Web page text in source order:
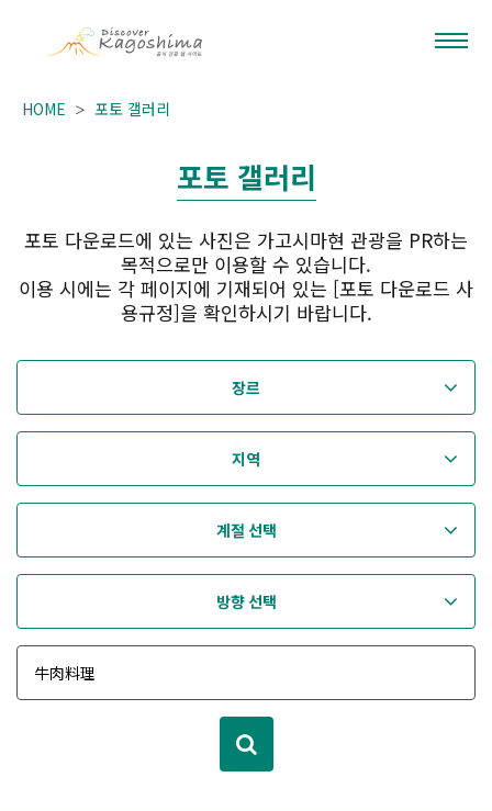
HOME 포토 갤러리
포토 갤러리
포토 다운로드에 있는 사진은 가고시마현 관광을 PR하는
목적으로만 이용할 수 있습니다.
이용 시에는 각 페이지에 기재되어 있는 [포토 다운로드 사
용규정]을 확인하시기 바랍니다.
장르
지역
계절 선택
방향 선택